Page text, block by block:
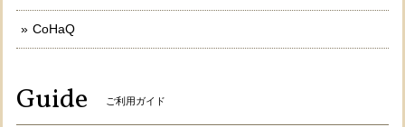
CoHaQ
Guide ご利用ガイド